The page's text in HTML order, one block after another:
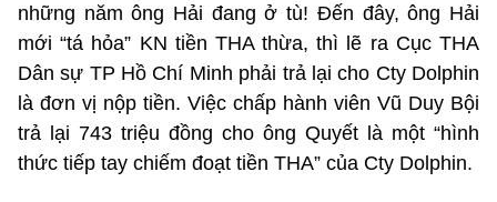
những năm ông Hải đang ở tù! Đến đây, ông Hải
mới “tá hỏa” KN tiền THA thừa, thì lẽ ra Cục THA
Dân sự TP Hồ Chí Minh phải trả lại cho Cty Dolphin
là đơn vị nộp tiền. Việc chấp hành viên Vũ Duy Bội
trả lại 743 triệu đồng cho ông Quyết là một “hình
thức tiếp tay chiếm đoạt tiền THA” của Cty Dolphin.